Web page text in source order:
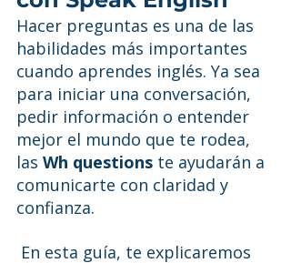
Hacer preguntas es una de las
habilidades más importantes
cuando aprendes inglés. Ya sea
para iniciar una conversación,
pedir información o entender
mejor el mundo que te rodea,
las Wh questions te ayudarán a
comunicarte con claridad y
confianza.